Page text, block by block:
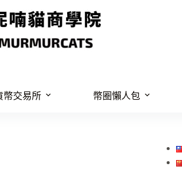
幣交易所 幣圈懶人包